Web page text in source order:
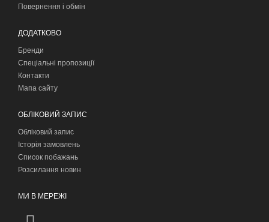
Повернення і обмін
ДОДАТКОВО
Бренди
Спеціальні пропозиції
Контакти
Мапа сайту
ОБЛІКОВИЙ ЗАПИС
Обліковий запис
Історія замовлень
Список побажань
Розсилання новин
МИ В МЕРЕЖІ